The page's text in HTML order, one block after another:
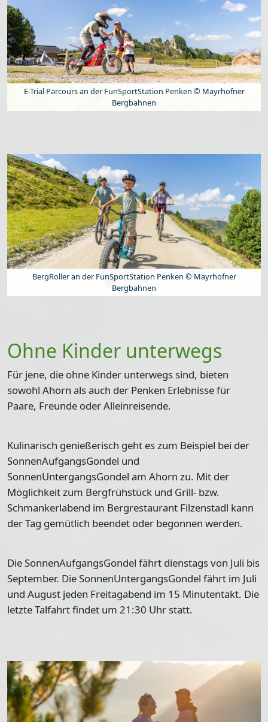
E-Trial Parcours an der FunSportStation Penken © Mayrhofner
Bergbahnen
BergRoller an der FunSportStation Penken © Mayrhofner
Bergbahnen
Ohne Kinder unterwegs
Für jene, die ohne Kinder unterwegs sind, bieten
sowohl Ahorn als auch der Penken Erlebnisse für
Paare, Freunde oder Alleinreisende.
Kulinarisch genießerisch geht es zum Beispiel bei der
SonnenAufgangsGondel und
SonnenUntergangsGondel am Ahorn zu. Mit der
Möglichkeit zum Bergfrühstück und Grill- bzw.
Schmankerlabend im Bergrestaurant Filzenstadl kann
der Tag gemütlich beendet oder begonnen werden.
DieSonnenAufgangsGondel fährt dienstags von Juli bis
September. DieSonnenUntergangsGondel fährt im Juli
und August jeden Freitagabend im 15 Minutentakt. Die
letzte Talfahrt findet um 21:30 Uhr statt.